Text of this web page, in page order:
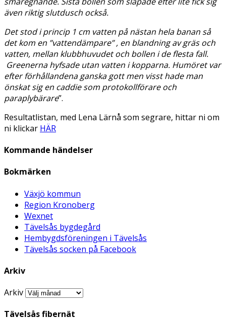
även riktig slutdusch också.
Det stod i princip 1 cm vatten på nästan hela banan så
det kom en ”vattendämpare” , en blandning av gräs och
vatten, mellan klubbhuvudet och bollen i de flesta fall.
Greenerna hyfsade utan vatten i kopparna. Humöret var
efter förhållandena ganska gott men visst hade man
önskat sig en caddie som protokollförare och
paraplybärare”.
Resultatlistan, med Lena Lärnå som segrare, hittar ni om
ni klickar HÄR
Kommande händelser
Bokmärken
Växjö kommun
Region Kronoberg
Wexnet
Tävelsås bygdegård
Hembygdsföreningen i Tävelsås
Tävelsås socken på Facebook
Arkiv
Arkiv
Tävelsås fibernät